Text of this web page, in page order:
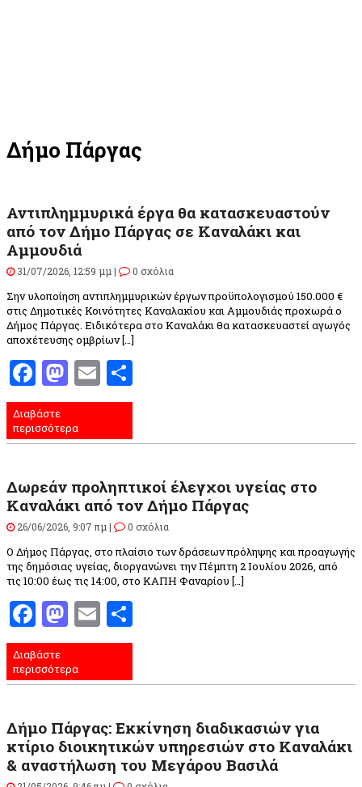
Δήμο Πάργας
Αντιπλημμυρικά έργα θα κατασκευαστούν
από τον Δήμο Πάργας σε Καναλάκι και
Αμμουδιά
31/07/2026, 12:59 μμ | 0 σχόλια
Σην υλοποίηση αντιπλημμυρικών έργων προϋπολογισμού 150.000 €
στις Δημοτικές Κοινότητες Καναλακίου και Αμμουδιάς προχωρά ο
Δήμος Πάργας. Ειδικότερα στο Καναλάκι θα κατασκευαστεί αγωγός
αποχέτευσης ομβρίων […]
Facebook
Mastodon
Email
Διαβάστε
περισσότερα
Δωρεάν προληπτικοί έλεγχοι υγείας στο
Καναλάκι από τον Δήμο Πάργας
26/06/2026, 9:07 πμ | 0 σχόλια
Ο Δήμος Πάργας, στο πλαίσιο των δράσεων πρόληψης και προαγωγής
της δημόσιας υγείας, διοργανώνει την Πέμπτη 2 Ιουλίου 2026, από
τις 10:00 έως τις 14:00, στο ΚΑΠΗ Φαναρίου […]
Facebook
Mastodon
Email
Διαβάστε
περισσότερα
Δήμο Πάργας: Εκκίνηση διαδικασιών για
κτίριο διοικητικών υπηρεσιών στο Καναλάκι
& αναστήλωση του Μεγάρου Βασιλά